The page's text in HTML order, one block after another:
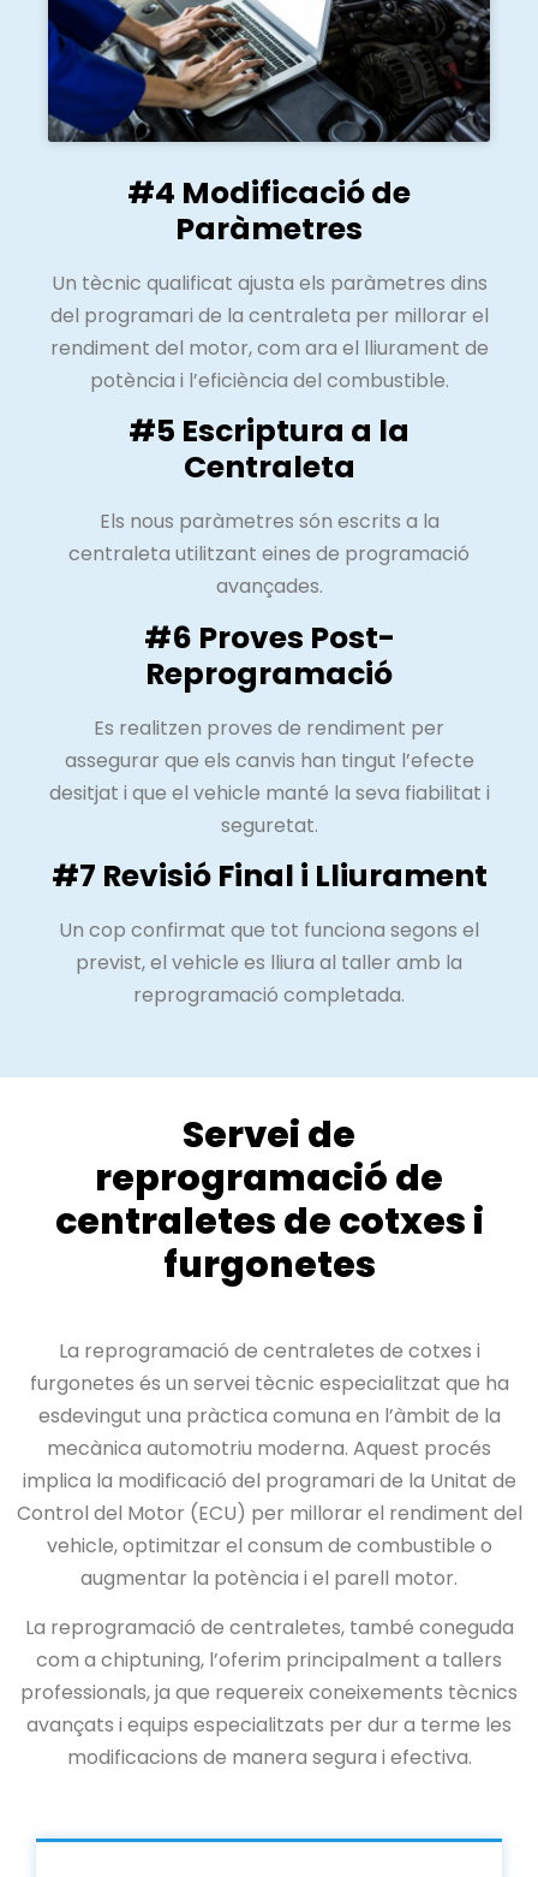
#4 Modificació de
Paràmetres
Un tècnic qualificat ajusta els paràmetres dins
del programari de la centraleta per millorar el
rendiment del motor, com ara el lliurament de
potència i l’eficiència del combustible.
#5 Escriptura a la
Centraleta
Els nous paràmetres són escrits a la
centraleta utilitzant eines de programació
avançades.
#6 Proves Post-
Reprogramació
Es realitzen proves de rendiment per
assegurar que els canvis han tingut l’efecte
desitjat i que el vehicle manté la seva fiabilitat i
seguretat.
#7 Revisió Final i Lliurament
Un cop confirmat que tot funciona segons el
previst, el vehicle es lliura al taller amb la
reprogramació completada.
Servei de
reprogramació de
centraletes de cotxes i
furgonetes
La reprogramació de centraletes de cotxes i
furgonetes és un servei tècnic especialitzat que ha
esdevingut una pràctica comuna en l’àmbit de la
mecànica automotriu moderna. Aquest procés
implica la modificació del programari de la Unitat de
Control del Motor (ECU) per millorar el rendiment del
vehicle, optimitzar el consum de combustible o
augmentar la potència i el parell motor.
La reprogramació de centraletes, també coneguda
com a chiptuning, l’oferim principalment a tallers
professionals, ja que requereix coneixements tècnics
avançats i equips especialitzats per dur a terme les
modificacions de manera segura i efectiva.